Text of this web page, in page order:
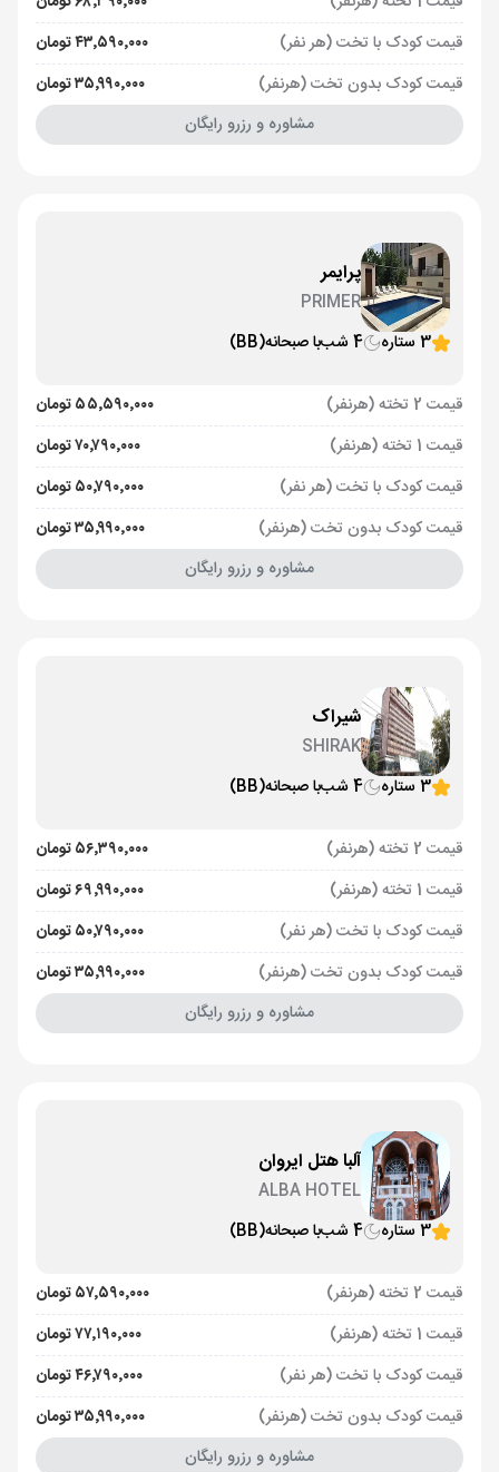
قیمت کودک با تخت (هر نفر)
۴۳٬۵۹۰٬۰۰۰ تومان
قیمت کودک بدون تخت (هرنفر)
۳۵٬۹۹۰٬۰۰۰ تومان
مشاوره و رزرو رایگان
پرایمر
PRIMER
3 ستاره
4 شب با صبحانه(BB)
قیمت 2 تخته (هرنفر)
۵۵٬۵۹۰٬۰۰۰ تومان
قیمت 1 تخته (هرنفر)
۷۰٬۷۹۰٬۰۰۰ تومان
قیمت کودک با تخت (هر نفر)
۵۰٬۷۹۰٬۰۰۰ تومان
قیمت کودک بدون تخت (هرنفر)
۳۵٬۹۹۰٬۰۰۰ تومان
مشاوره و رزرو رایگان
شیراک
SHIRAK
3 ستاره
4 شب با صبحانه(BB)
قیمت 2 تخته (هرنفر)
۵۶٬۳۹۰٬۰۰۰ تومان
قیمت 1 تخته (هرنفر)
۶۹٬۹۹۰٬۰۰۰ تومان
قیمت کودک با تخت (هر نفر)
۵۰٬۷۹۰٬۰۰۰ تومان
قیمت کودک بدون تخت (هرنفر)
۳۵٬۹۹۰٬۰۰۰ تومان
مشاوره و رزرو رایگان
آلبا هتل ایروان
ALBA HOTEL
3 ستاره
4 شب با صبحانه(BB)
قیمت 2 تخته (هرنفر)
۵۷٬۵۹۰٬۰۰۰ تومان
قیمت 1 تخته (هرنفر)
۷۷٬۱۹۰٬۰۰۰ تومان
قیمت کودک با تخت (هر نفر)
۴۶٬۷۹۰٬۰۰۰ تومان
قیمت کودک بدون تخت (هرنفر)
۳۵٬۹۹۰٬۰۰۰ تومان
مشاوره و رزرو رایگان